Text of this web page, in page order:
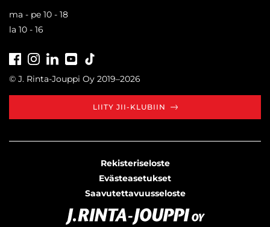
ma - pe 10 - 18
la 10 - 16
FacebookInstagramLinkedInYoutube
© J. Rinta-Jouppi Oy 2019–2026
LIITY JII-KLUBIIN
Rekisteriseloste
Evästeasetukset
Saavutettavuusseloste